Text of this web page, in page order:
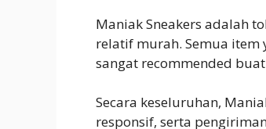
Maniak Sneakers adalah
relatif murah. Semua item
sangat recommended
Secara keseluruhan,
responsif, serta